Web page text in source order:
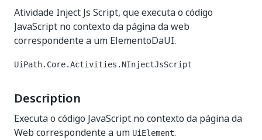
Atividade Inject Js Script, que executa o código
JavaScript no contexto da página da web
correspondente a um ElementoDaUI.
UiPath.Core.Activities.NInjectJsScript
Description
Executa o código JavaScript no contexto da página da
Web correspondente a um UiElement.